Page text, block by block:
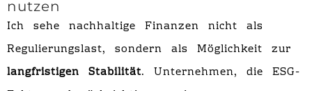
nutzen
Ich sehe nachhaltige Finanzen nicht als
Regulierungslast, sondern als Möglichkeit zur
langfristigen Stabilität. Unternehmen, die ESG-